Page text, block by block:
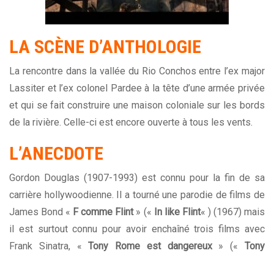
LA SCÈNE D’ANTHOLOGIE
La rencontre dans la vallée du Rio Conchos entre l’ex major
Lassiter et l’ex colonel Pardee à la tête d’une armée privée
et qui se fait construire une maison coloniale sur les bords
de la rivière. Celle-ci est encore ouverte à tous les vents.
L’ANECDOTE
Gordon Douglas (1907-1993) est connu pour la fin de sa
carrière hollywoodienne. Il a tourné une parodie de films de
James Bond « F comme Flint» (« In like Flint« ) (1967) mais
il est surtout connu pour avoir enchaîné trois films avec
Frank Sinatra, «Tony Rome est dangereux» («Tony